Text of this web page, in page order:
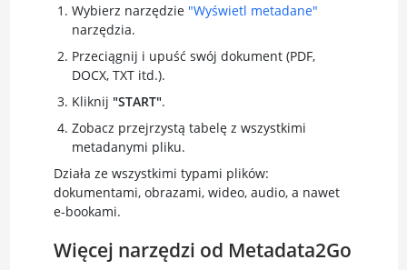
Wybierz narzędzie "Wyświetl metadane"
narzędzia.
Przeciągnij i upuść swój dokument (PDF,
DOCX, TXT itd.).
Kliknij "START".
Zobacz przejrzystą tabelę z wszystkimi
metadanymi pliku.
Działa ze wszystkimi typami plików:
dokumentami, obrazami, wideo, audio, a nawet
e-bookami.
Więcej narzędzi od Metadata2Go